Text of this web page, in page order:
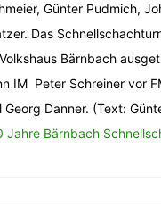
Günter Pudmich,
Das
Bärnbach
IM Peter Schreiner vor
Georg Danner. (Text:
Jahre Bärnbach